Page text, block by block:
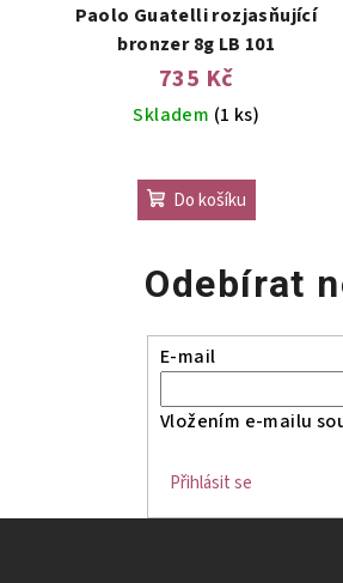
Paolo Guatelli rozjasňující
bronzer 8g LB 101
735 Kč
Skladem (1 ks)
Do košíku
Odebírat
E-mail
Vložením e-mailu
Přihlásit se